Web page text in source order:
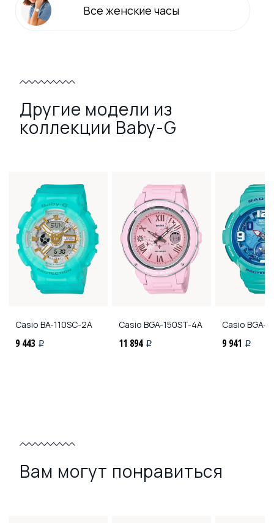
Все женские часы
Другие модели из
коллекции Baby-G
Casio BA-110SC-2A
9 443 i
Casio BGA-150ST-4A
11 894 i
Casio BGA-
9 941 i
Вам могут понравиться